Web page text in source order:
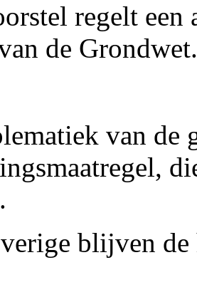
regelt een
de Grondwet.
van de
blijven